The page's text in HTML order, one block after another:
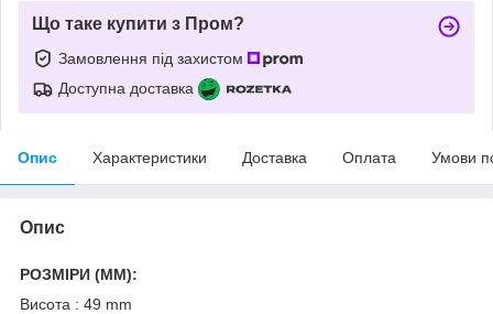
Що таке купити з Пром?
Замовлення під захистом
Доступна доставка
Опис Характеристики Доставка Оплата Умови
Опис
РОЗМІРИ (MM):
Висота : 49 mm